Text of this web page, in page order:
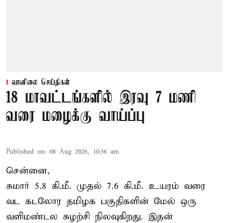
வானிலை செய்திகள்
18 மாவட்டங்களில் இரவு 7 மணி
வரை மழைக்கு வாய்ப்பு
Published on: 08 Aug 2026, 10:36 am
சென்னை,
சுமார் 5.8 கி.மீ. முதல் 7.6 கி.மீ. உயரம் வரை
வட கடலோர தமிழக பகுதிகளின் மேல் ஒரு
வளிமண்டல சுழற்சி நிலவுகிறது. இதன்